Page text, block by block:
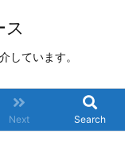
ス
しています。
Next Search